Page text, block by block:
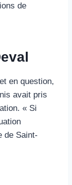
de
en question,
avait pris
« Si
de Saint-